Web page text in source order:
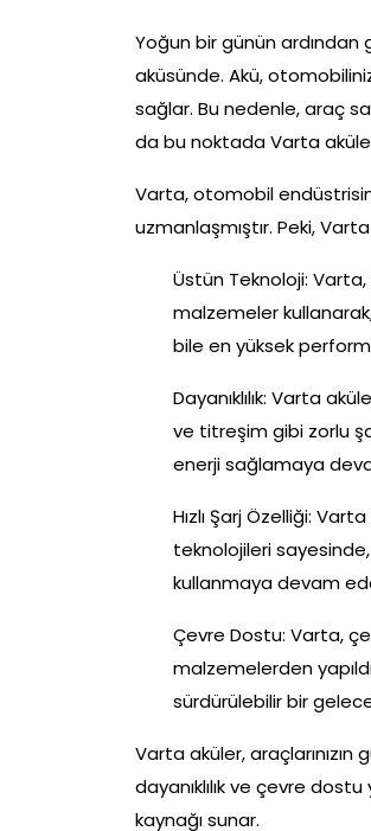
Yoğun bir günün ardından
aküsünde. Akü,
sağlar. Bu nedenle, araç
da bu noktada Varta
Varta, otomobil
uzmanlaşmıştır. Peki,
Üstün Teknoloji:
malzemeler
bile en yüksek
Dayanıklılık: Varta
ve titreşim gibi zorlu
enerji sağlamaya
Hızlı Şarj Özelliği:
teknolojileri sayesinde,
kullanmaya devam
Çevre Dostu: Varta,
malzemelerden
sürdürülebilir bir
Varta aküler,
dayanıklılık ve çevre
kaynağı sunar.